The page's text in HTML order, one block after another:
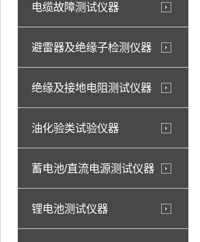
电缆故障测试仪器
避雷器及绝缘子检测仪器
绝缘及接地电阻测试仪器
油化验类试验仪器
蓄电池/直流电源测试仪器
锂电池测试仪器